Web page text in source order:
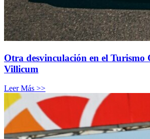
Otra desvinculación en el Turismo
Villicum
Leer Más >>